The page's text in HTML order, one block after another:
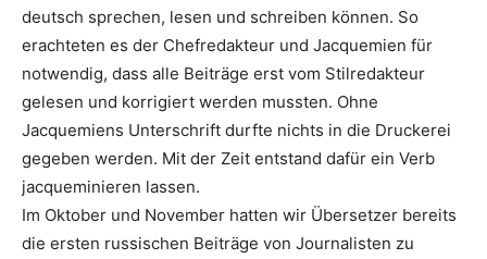
deutsch sprechen, lesen und schreiben können. So
erachteten es der Chefredakteur und Jacquemien für
notwendig, dass alle Beiträge erst vom Stilredakteur
gelesen und korrigiert werden mussten. Ohne
Jacquemiens Unterschrift durfte nichts in die Druckerei
gegeben werden. Mit der Zeit entstand dafür ein Verb
jacqueminieren lassen.
Im Oktober und November hatten wir Übersetzer bereits
die ersten russischen Beiträge von Journalisten zu